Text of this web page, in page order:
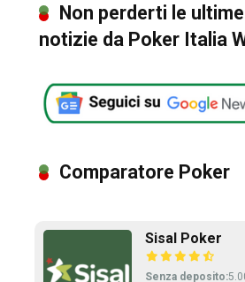
Non perderti le ultime
notizie da Poker Italia
Comparatore Poker
Sisal Poker
Senza deposito: